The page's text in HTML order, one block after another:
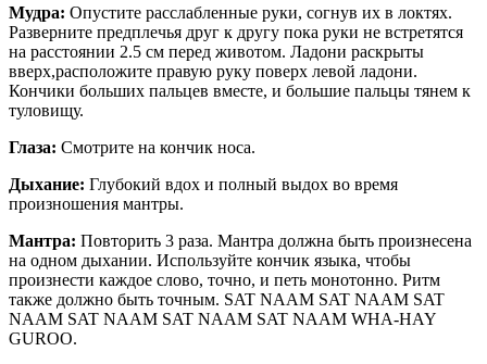
Мудра: Опустите расслабленные руки, согнув их в локтях.
Разверните предплечья друг к другу пока руки не встретятся
на расстоянии 2.5 см перед животом. Ладони раскрыты
вверх,расположите правую руку поверх левой ладони.
Кончики больших пальцев вместе, и большие пальцы тянем к
туловищу.
Глаза: Смотрите на кончик носа.
Дыхание: Глубокий вдох и полный выдох во время
произношения мантры.
Мантра: Повторить 3 раза. Мантра должна быть произнесена
на одном дыхании. Используйте кончик языка, чтобы
произнести каждое слово, точно, и петь монотонно. Ритм
также должно быть точным. SAT NAAM SAT NAAM SAT
NAAM SAT NAAM SAT NAAM SAT NAAM WHA-HAY
GUROO.